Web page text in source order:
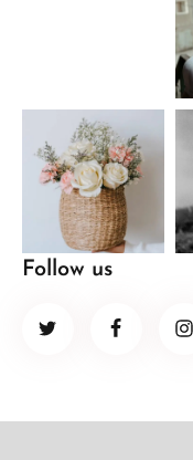
Follow us